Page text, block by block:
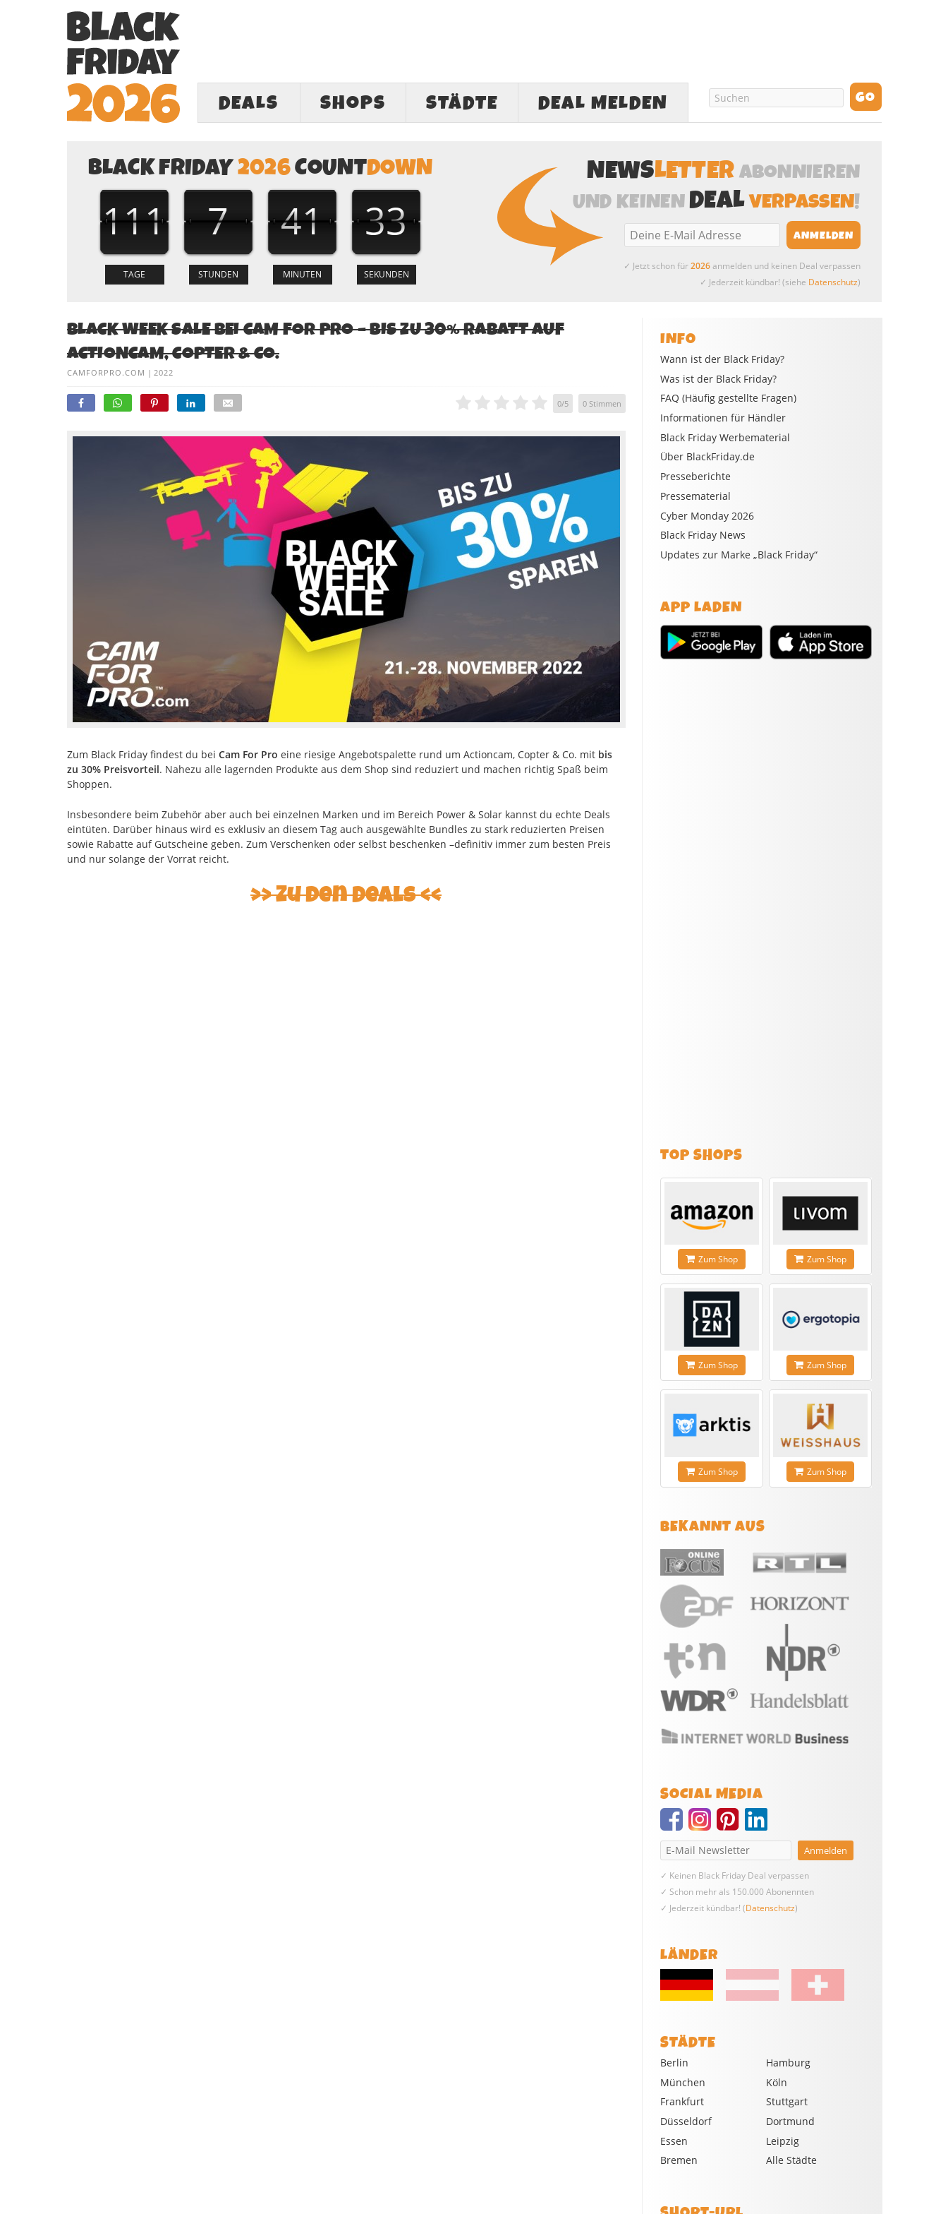
DEALS SHOPS STÄDTE DEAL MELDEN
BLACK FRIDAY2026COUNTDOWN
111 7 41 32
NEWSLETTERABONNIEREN
UND KEINENDEALVERPASSEN!
✓ Jetzt schon für2026anmelden und keinen Deal verpassen
✓ Jederzeit kündbar! (siehe Datenschutz)
BLACK WEEK SALE BEI CAM FOR PRO – BIS ZU 30% RABATT AUF
ACTIONCAM, COPTER & CO.
CAMFORPRO.COM | 2022
0/5 0Stimmen
Zum Black Friday findest du bei Cam For Pro eine riesige Angebotspalette rund um Actioncam, Copter & Co. mit bis
zu 30% Preisvorteil. Nahezu alle lagernden Produkte aus dem Shop sind reduziert und machen richtig Spaß beim
Shoppen.
Insbesondere beim Zubehör aber auch bei einzelnen Marken und im Bereich Power & Solar kannst du echte Deals
eintüten. Darüber hinaus wird es exklusiv an diesem Tag auch ausgewählte Bundles zu stark reduzierten Preisen
sowie Rabatte auf Gutscheine geben. Zum Verschenken oder selbst beschenken –definitiv immer zum besten Preis
und nur solange der Vorrat reicht.
Zu den Deals
INFO
Wann ist der Black Friday?
Was ist der Black Friday?
FAQ (Häufig gestellte Fragen)
Informationen für Händler
Black Friday Werbematerial
Über BlackFriday.de
Presseberichte
Pressematerial
Cyber Monday 2026
Black Friday News
Updates zur Marke „Black Friday“
APP LADEN
TOP SHOPS
Zum Shop Zum Shop
Zum Shop Zum Shop
Zum Shop Zum Shop
BEKANNT AUS
SOCIAL MEDIA
✓ Keinen Black Friday Deal verpassen
✓ Schon mehr als 150.000 Abonennten
✓ Jederzeit kündbar! (Datenschutz)
LÄNDER
STÄDTE
Berlin
Hamburg
München
Köln
Frankfurt
Stuttgart
Düsseldorf
Dortmund
Essen
Leipzig
Bremen
Alle Städte